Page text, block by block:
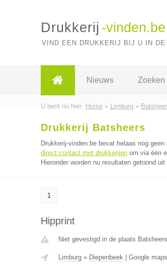
Drukkerij -vinden.be
VIND EEN DRUKKERIJ BIJ U IN DE
Nieuws Zoeken
U bent nu hier: Home» Limburg»
Drukkerij Batsheers
Drukkerij-vinden.be bevat helaas nog geen
direct contact met drukkerijenom via één
Hieronder worden nu resultaten getoond
1
Hipprint
Niet gevestigd in de plaats
Limburg» Diepenbeek| Google maps